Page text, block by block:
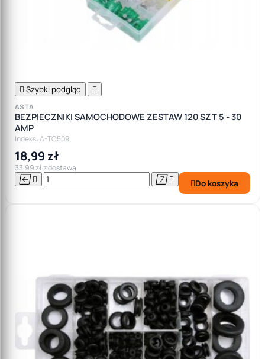
 Szybki podgląd 
ASTA
BEZPIECZNIKI SAMOCHODOWE ZESTAW 120 SZT 5 - 30
AMP
Indeks: A-TC509
18,99 zł
33,99 zł z dostawą
    Do koszyka